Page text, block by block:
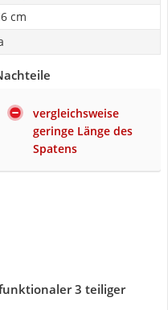
cm
vergleichsweise
geringe Länge des
Spatens
3 teiliger